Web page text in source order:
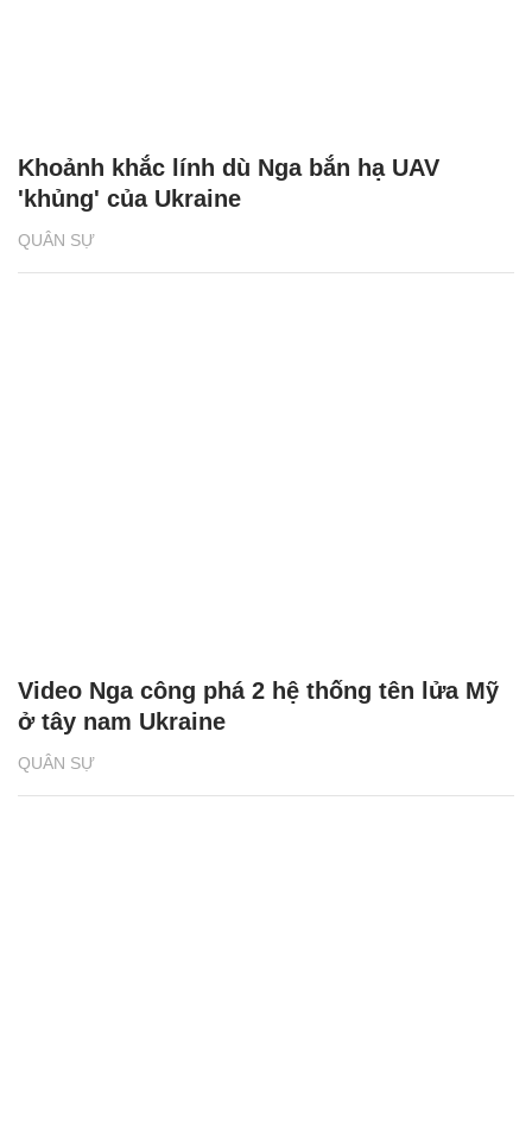
QUÂN SỰ
Khoảnh khắc lính dù Nga bắn hạ UAV
'khủng' của Ukraine
QUÂN SỰ
Video Nga công phá 2 hệ thống tên lửa Mỹ
ở tây nam Ukraine